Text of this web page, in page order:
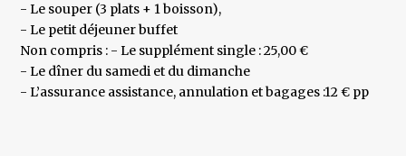
- Le souper (3 plats + 1 boisson),
- Le petit déjeuner buffet
Non compris : - Le supplément single : 25,00 €
- Le dîner du samedi et du dimanche
- L’assurance assistance, annulation et bagages :12 € pp